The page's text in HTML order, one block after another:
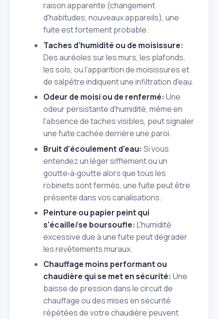
raison apparente (changement
d'habitudes, nouveaux appareils), une
fuite est fortement probable.
Taches d'humidité ou de moisissure:
Des auréoles sur les murs, les plafonds,
les sols, ou l'apparition de moisissures et
de salpêtre indiquent une infiltration d'eau.
Odeur de moisi ou de renfermé: Une
odeur persistante d'humidité, même en
l'absence de taches visibles, peut signaler
une fuite cachée derrière une paroi.
Bruit d'écoulement d'eau: Si vous
entendez un léger sifflement ou un
goutte‑à‑goutte alors que tous les
robinets sont fermés, une fuite peut être
présente dans vos canalisations.
Peinture ou papier peint qui
s'écaille/se boursoufle: L'humidité
excessive due à une fuite peut dégrader
les revêtements muraux.
Chauffage moins performant ou
chaudière qui se met en sécurité: Une
baisse de pression dans le circuit de
chauffage ou des mises en sécurité
répétées de votre chaudière peuvent